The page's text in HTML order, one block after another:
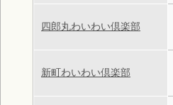
四郎丸わいわい倶楽部
新町わいわい倶楽部